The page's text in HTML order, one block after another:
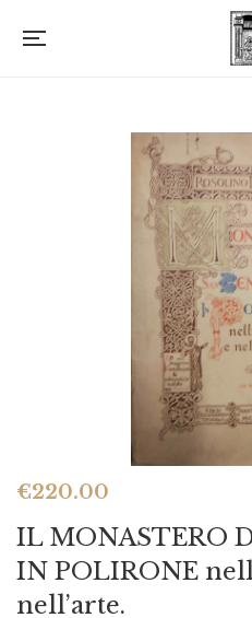
€220.00
IL MONASTERO
IN POLIRONE
nell’arte.